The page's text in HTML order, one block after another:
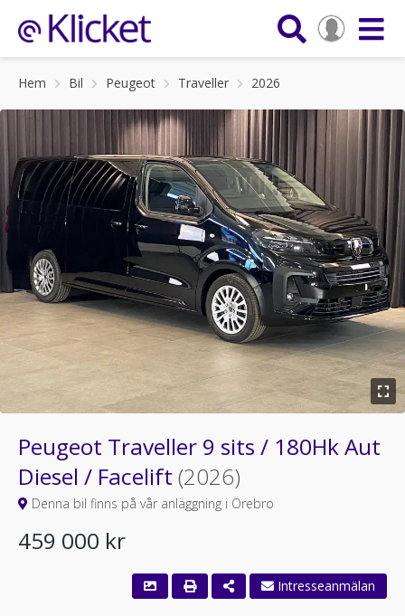
Hem Bil Peugeot Traveller 2026
Peugeot Traveller 9 sits / 180Hk Aut
Diesel / Facelift (2026)
Denna bil finns på vår anläggning i Örebro
459 000 kr
Intresseanmälan